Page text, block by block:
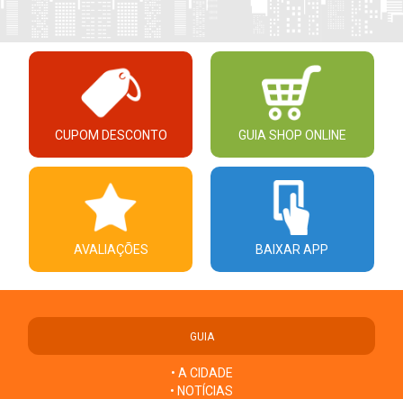
CUPOM DESCONTO GUIA SHOP ONLINE
AVALIAÇÕES BAIXAR APP
GUIA
• A CIDADE
• NOTÍCIAS